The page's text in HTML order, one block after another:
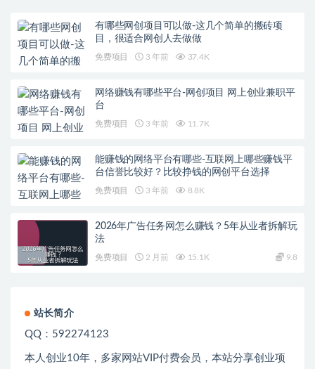
有哪些网创项目可以做-这几个简单的搬砖项
目，很适合网创人去做做
免费项目 3 年前 37.4K
网络赚钱有哪些平台-网创项目 网上创业兼职平
台
免费项目 3 年前 11.7K
能赚钱的网络平台有哪些-互联网上哪些赚钱平
台信誉比较好？比较挣钱的网创平台选择
免费项目 3 年前 8.8K
2026年广告任务网怎么赚钱？5年从业者拆解玩
法
免费项目 2 月前 15.1K 9.8
站长简介
QQ：592274123
本人创业10年，多家网站VIP付费会员，本站分享创业项